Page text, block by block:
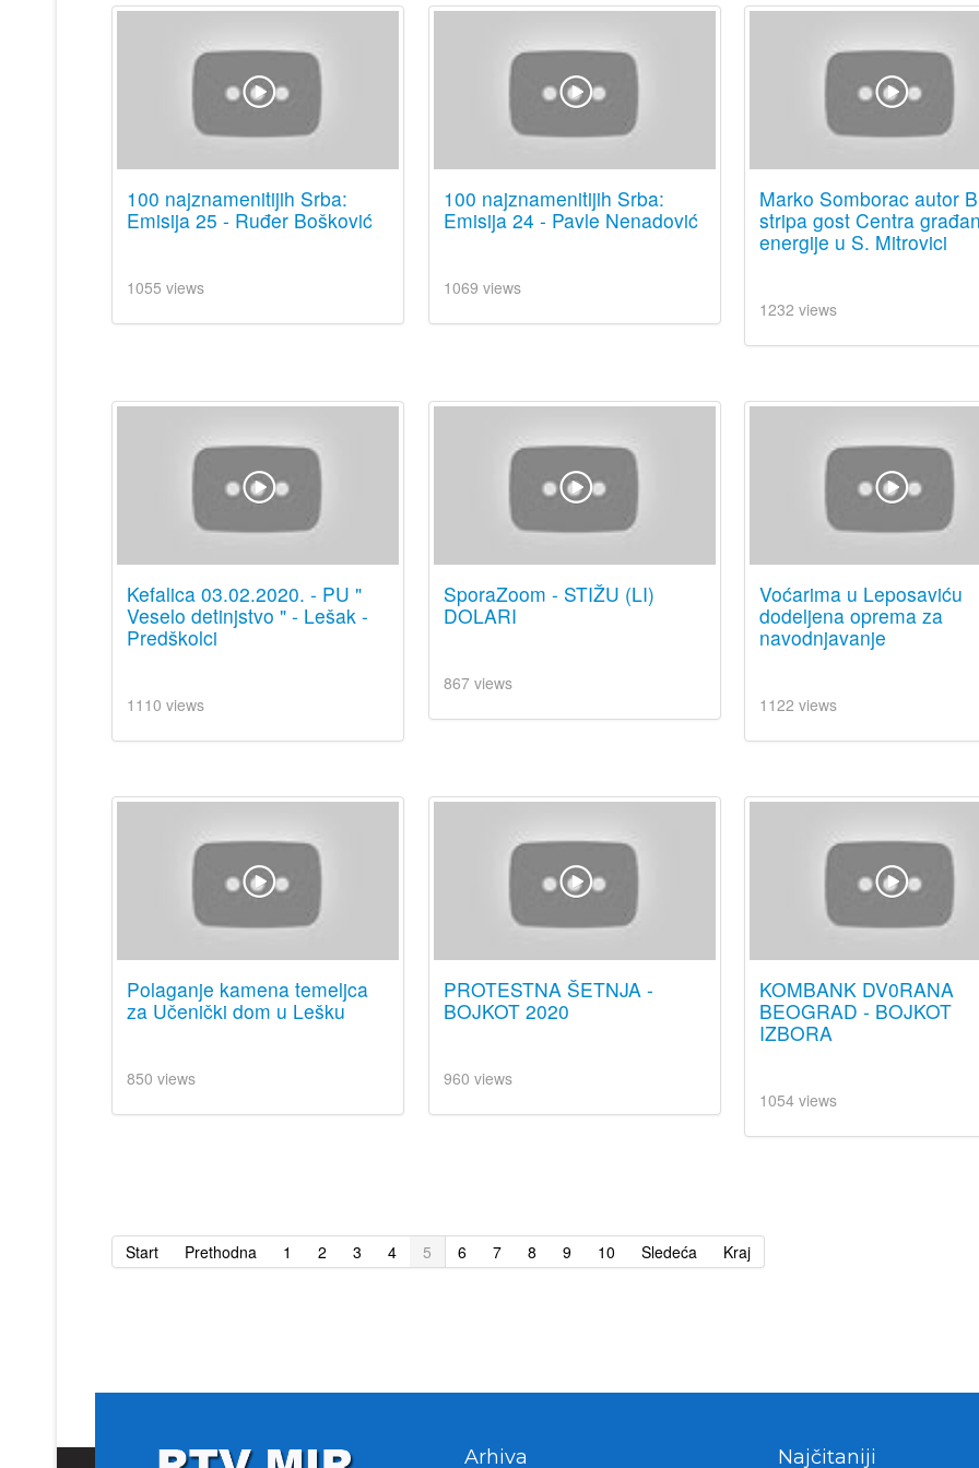
100 najznamenitijih Srba:
Emisija 25 - Ruđer Bošković
1055 views
100 najznamenitijih Srba:
Emisija 24 - Pavle Nenadović
1069 views
Marko Somborac autor
stripa gost Centra
energije u S. Mitrovici
1232 views
Kefalica 03.02.2020. - PU "
Veselo detinjstvo " - Lešak -
Predškolci
1110 views
SporaZoom - STIŽU (LI)
DOLARI
867 views
Voćarima u Leposaviću
dodeljena oprema za
navodnjavanje
1122 views
Polaganje kamena temeljca
za Učenički dom u Lešku
850 views
PROTESTNA ŠETNJA -
BOJKOT 2020
960 views
KOMBANK DV0RANA
BEOGRAD - BOJKOT
IZBORA
1054 views
Start Prethodna 1 2 3 4 5 6 7 8 9 10 Sledeća Kraj
Arhiva Najčitaniji